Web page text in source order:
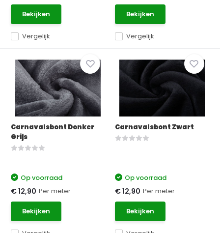
Vergelijk
Bekijken
Vergelijk
Bekijken
Carnavalsbont Donker
Grijs
Op voorraad
€ 12,90 Per meter
Bekijken
Carnavalsbont Zwart
Op voorraad
€ 12,90 Per meter
Bekijken